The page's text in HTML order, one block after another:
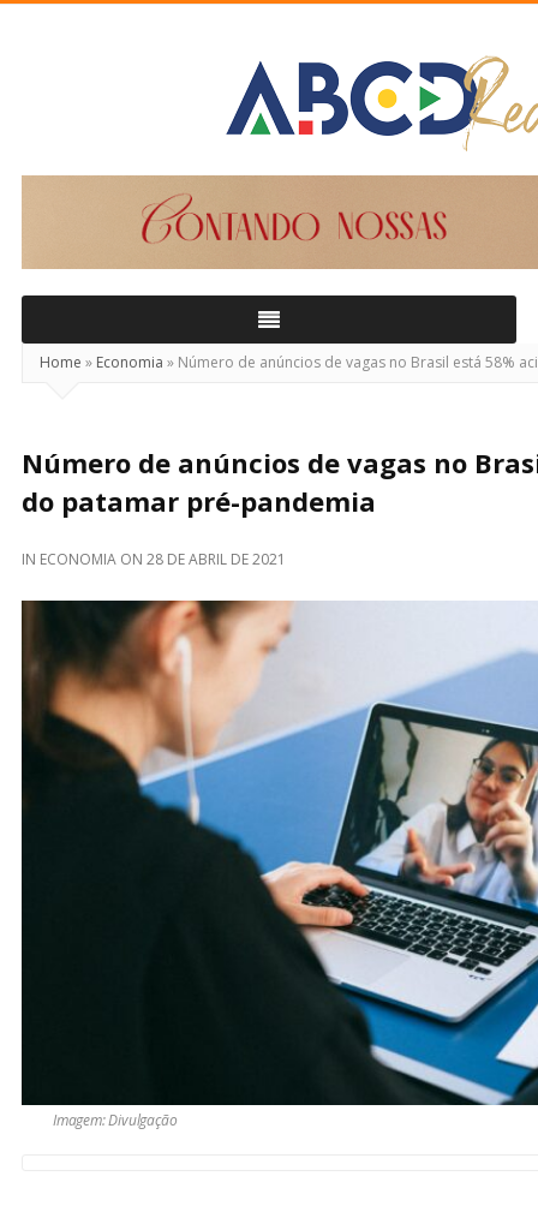
Home » Economia » Número de anúncios de vagas no Brasil está 58%
Número de anúncios de vagas no
do patamar pré-pandemia
IN ECONOMIA ON 28 DE ABRIL DE 2021
Imagem: Divulgação